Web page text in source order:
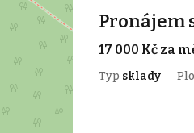
Pronájem
17 000 Kč za
Typ sklady